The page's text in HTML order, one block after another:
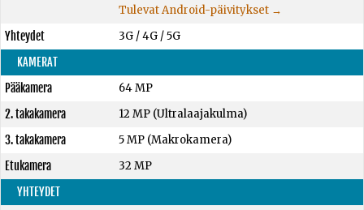
Tulevat Android-päivitykset →
Yhteydet
3G / 4G / 5G
KAMERAT
Pääkamera
64 MP
2. takakamera
12 MP (Ultralaajakulma)
3. takakamera
5 MP (Makrokamera)
Etukamera
32 MP
YHTEYDET